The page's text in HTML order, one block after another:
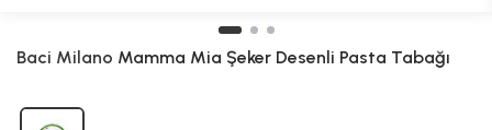
Baci Milano Mamma Mia Şeker Desenli Pasta Tabağı